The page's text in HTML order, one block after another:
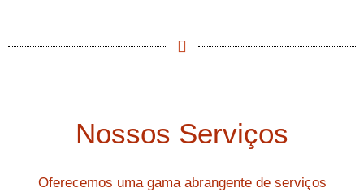
Nossos Serviços
Oferecemos uma gama abrangente de serviços